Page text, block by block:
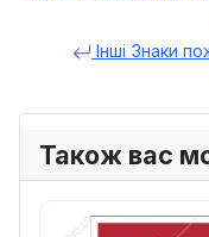
Інші Знаки
Також вас